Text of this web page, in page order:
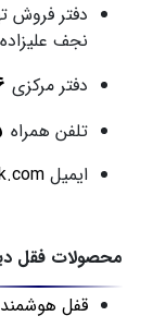
دفتر فروش
نجف علیزاده پ ۸
دفتر مرکزی
تلفن همراه
ایمیل
محصولات فقل
قفل هوشمند